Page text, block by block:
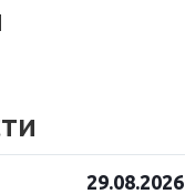
29.08.2026